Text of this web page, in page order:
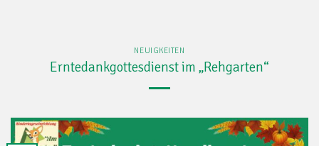
NEUIGKEITEN
Erntedankgottesdienst im „Rehgarten“